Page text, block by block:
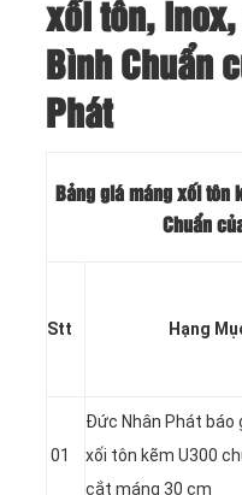
xối tôn, inox,
Bình Chuẩn
Phát
Bảng giá máng xối tôn
Chuẩn
Stt Hạng
01
Đức Nhân Phát báo
xối tôn kẽm U300
cắt máng 30 cm